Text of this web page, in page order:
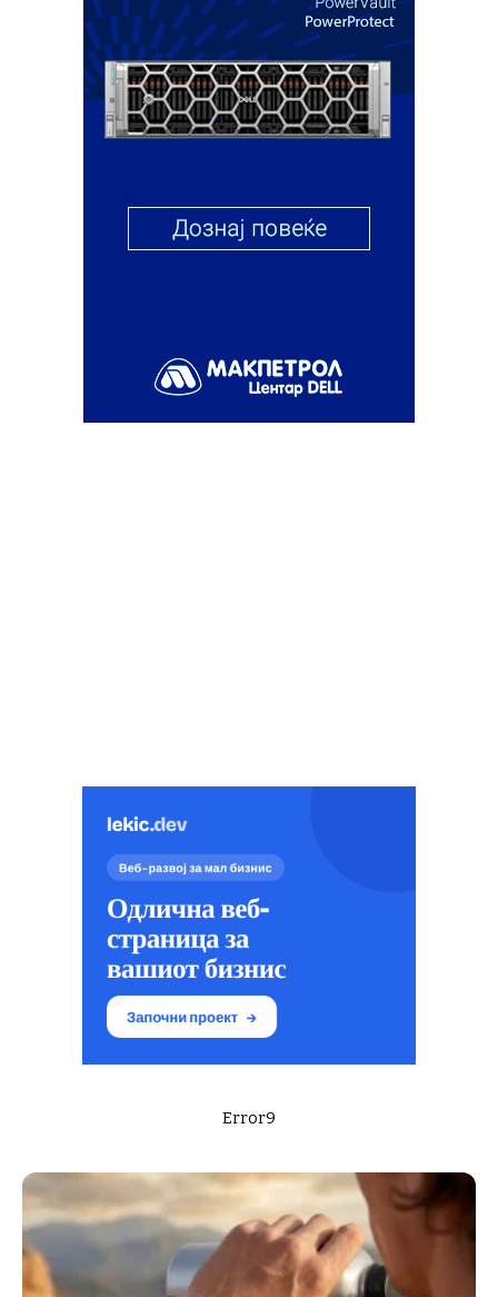
Error9